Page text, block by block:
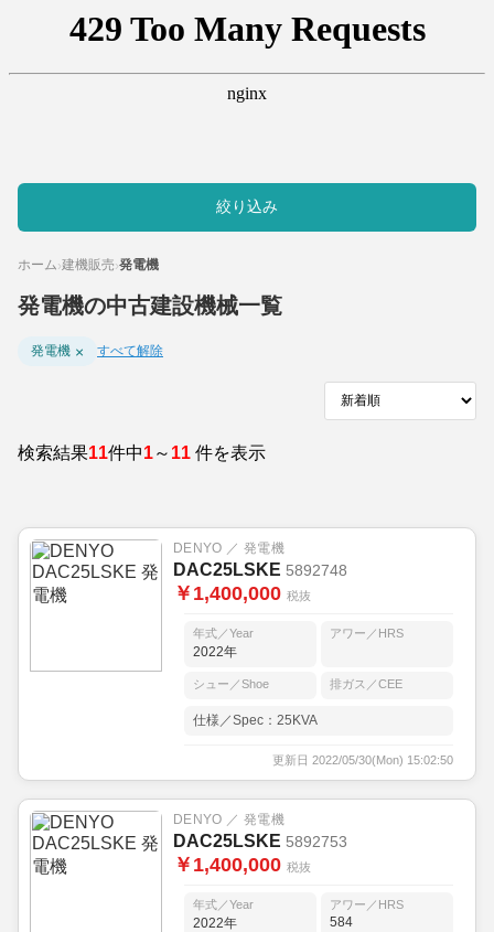
絞り込み
ホーム›建機販売›発電機
発電機の中古建設機械一覧
発電機 × すべて解除
検索結果11件中1～ 11 件を表示
DENYO ／ 発電機
DAC25LSKE 5892748
￥1,400,000 税抜
年式／Year
2022年
アワー／HRS
シュー／Shoe 排ガス／CEE
仕様／Spec：25KVA
更新日 2022/05/30(Mon) 15:02:50
DENYO ／ 発電機
DAC25LSKE 5892753
￥1,400,000 税抜
年式／Year
2022年
アワー／HRS
584